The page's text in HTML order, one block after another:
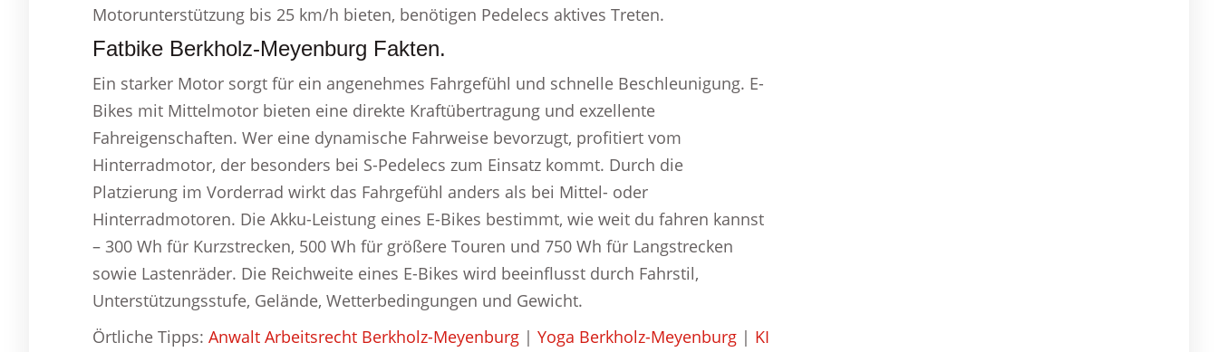
Motorunterstützung bis 25 km/h bieten, benötigen Pedelecs aktives Treten.
Fatbike Berkholz-Meyenburg Fakten.
Ein starker Motor sorgt für ein angenehmes Fahrgefühl und schnelle Beschleunigung. E-
Bikes mit Mittelmotor bieten eine direkte Kraftübertragung und exzellente
Fahreigenschaften. Wer eine dynamische Fahrweise bevorzugt, profitiert vom
Hinterradmotor, der besonders bei S-Pedelecs zum Einsatz kommt. Durch die
Platzierung im Vorderrad wirkt das Fahrgefühl anders als bei Mittel- oder
Hinterradmotoren. Die Akku-Leistung eines E-Bikes bestimmt, wie weit du fahren kannst
– 300 Wh für Kurzstrecken, 500 Wh für größere Touren und 750 Wh für Langstrecken
sowie Lastenräder. Die Reichweite eines E-Bikes wird beeinflusst durch Fahrstil,
Unterstützungsstufe, Gelände, Wetterbedingungen und Gewicht.
Örtliche Tipps: Anwalt Arbeitsrecht Berkholz-Meyenburg | Yoga Berkholz-Meyenburg | KI